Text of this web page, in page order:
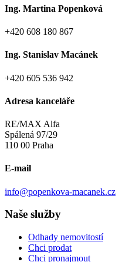
Ing. Martina Popenková
+420 608 180 867
Ing. Stanislav Macánek
+420 605 536 942
Adresa kanceláře
RE/MAX Alfa
Spálená 97/29
110 00 Praha
E-mail
info@popenkova-macanek.cz
Naše služby
Odhady nemovitostí
Chci prodat
Chci pronajmout